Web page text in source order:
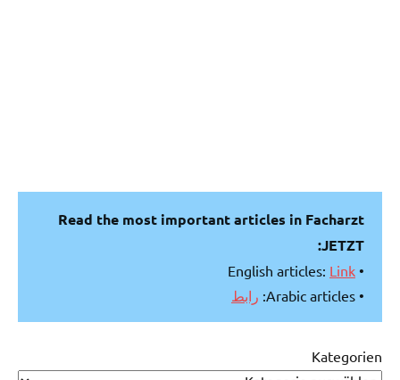
Read the most important articles in Facharzt
JETZT:
• English articles:
Link
• Arabic articles:
رابط
Kategorien